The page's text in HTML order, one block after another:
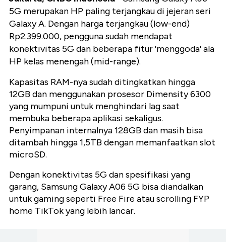
5G merupakan HP paling terjangkau di jejeran seri
Galaxy A. Dengan harga terjangkau (low-end)
Rp2.399.000, pengguna sudah mendapat
konektivitas 5G dan beberapa fitur 'menggoda' ala
HP kelas menengah (mid-range).
Kapasitas RAM-nya sudah ditingkatkan hingga
12GB dan menggunakan prosesor Dimensity 6300
yang mumpuni untuk menghindari lag saat
membuka beberapa aplikasi sekaligus.
Penyimpanan internalnya 128GB dan masih bisa
ditambah hingga 1,5TB dengan memanfaatkan slot
microSD.
Dengan konektivitas 5G dan spesifikasi yang
garang, Samsung Galaxy A06 5G bisa diandalkan
untuk gaming seperti Free Fire atau scrolling FYP
home TikTok yang lebih lancar.